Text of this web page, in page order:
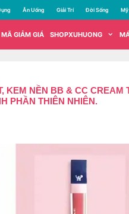
Ăn Uống Giải Trí Đời Sống
MÃ GIẢM GIÁ SHOPXUHUONG
NỀN BB & CC
PHẦN THIÊN NHIÊN.